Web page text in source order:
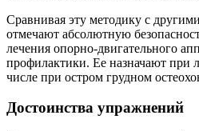
Сравнивая эту методику с
отмечают абсолютную
лечения опорно-двигательного
профилактики. Ее назначают при
числе при остром грудном
Достоинства упражнений